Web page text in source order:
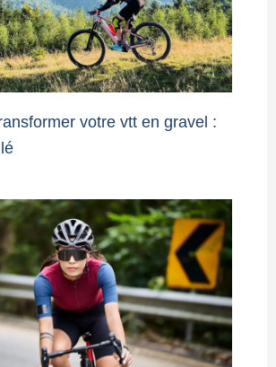
votre vtt en gravel :